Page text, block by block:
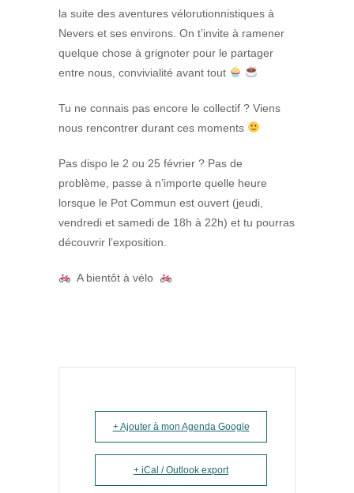
la suite des aventures vélorutionnistiques à
Nevers et ses environs. On t’invite à ramener
quelque chose à grignoter pour le partager
entre nous, convivialité avant tout
Tu ne connais pas encore le collectif ? Viens
nous rencontrer durant ces moments
Pas dispo le 2 ou 25 février ? Pas de
problème, passe à n’importe quelle heure
lorsque le Pot Commun est ouvert (jeudi,
vendredi et samedi de 18h à 22h) et tu pourras
découvrir l’exposition.
A bientôt à vélo
+ Ajouter à mon Agenda Google
+ iCal / Outlook export